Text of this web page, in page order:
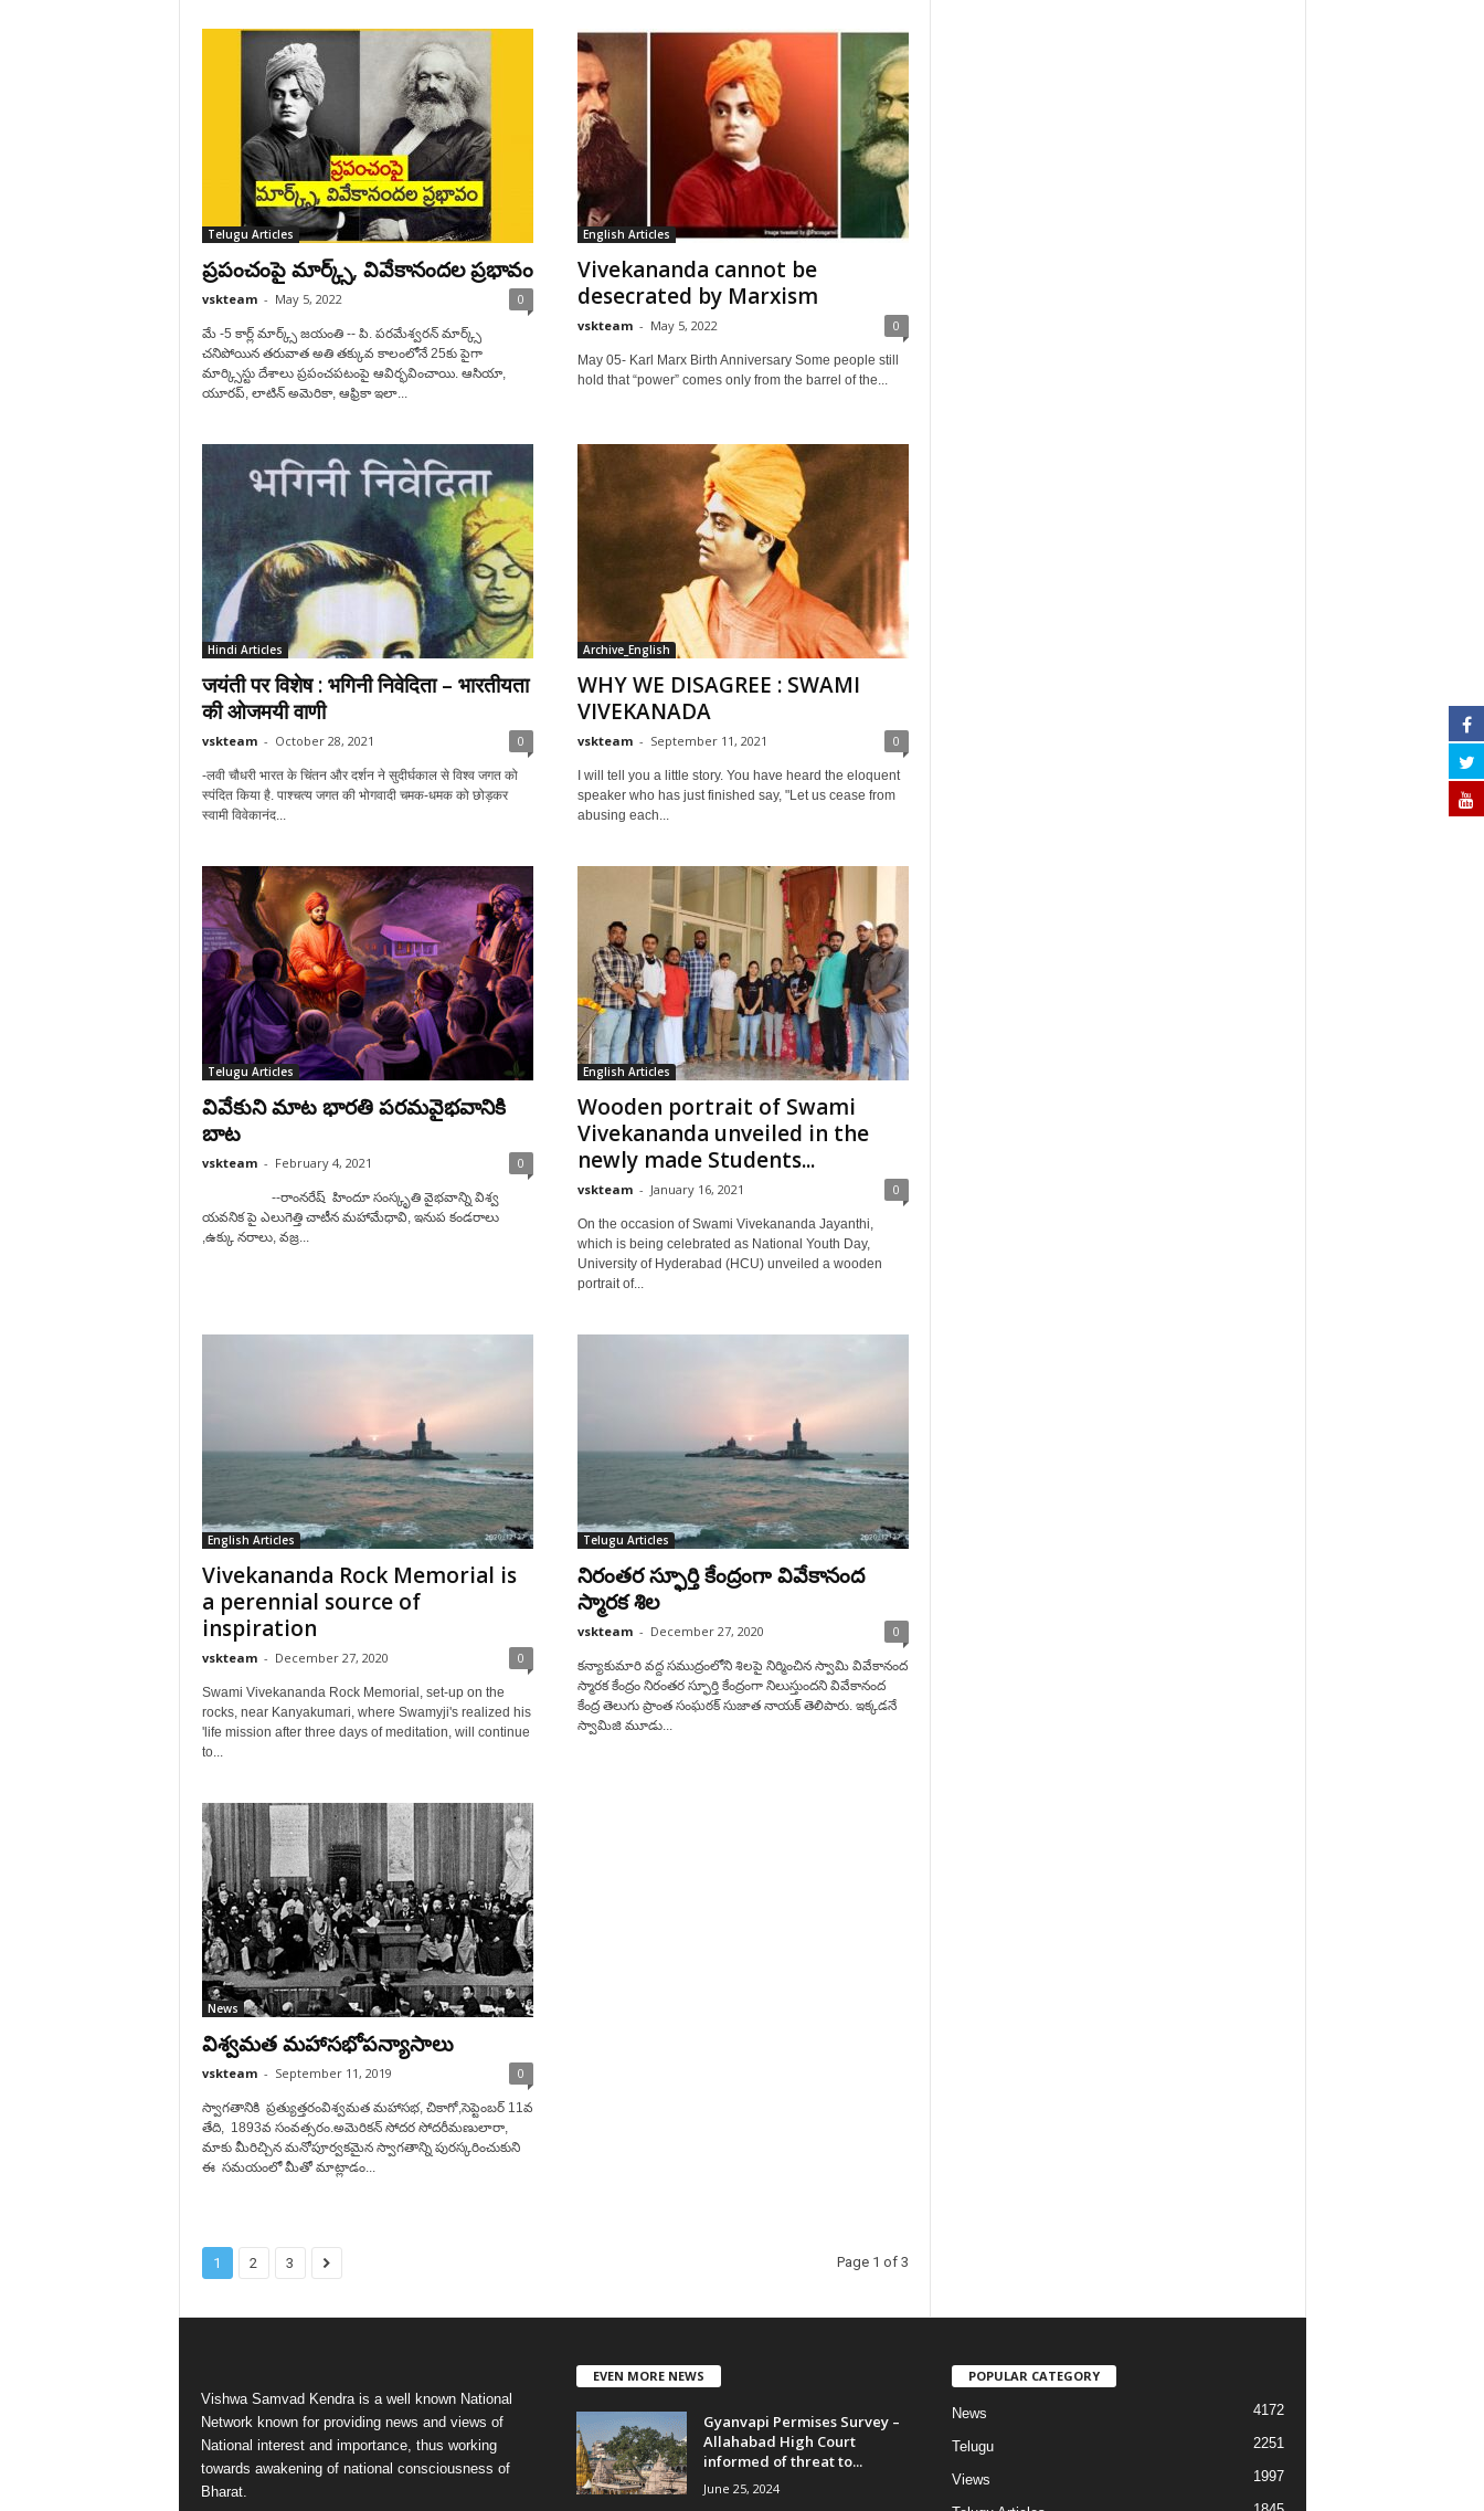
Telugu Articles
ప్రపంచంపై మార్క్స్, వివేకానందల ప్రభావం
vskteam - May 5, 2022 0
మే -5 కార్ల్ మార్క్స్ జ‌యంతి -- పి. పరమేశ్వరన్‌ ‌మార్క్స్
‌చనిపోయిన తరువాత అతి తక్కువ కాలంలోనే 25కు పైగా
మార్క్సిస్టు దేశాలు ప్రపంచపటంపై ఆవిర్భవించాయి. ఆసియా,
యూరప్‌, ‌లాటిన్‌ అమెరికా, ఆఫ్రికా ఇలా...
English Articles
Vivekananda cannot be
desecrated by Marxism
vskteam - May 5, 2022 0
May 05- Karl Marx Birth Anniversary Some people still
hold that “power” comes only from the barrel of the...
Hindi Articles
जयंती पर विशेष : भगिनी निवेदिता – भारतीयता
की ओजमयी वाणी
vskteam - October 28, 2021 0
-लवी चौधरी भारत के चिंतन और दर्शन ने सुदीर्घकाल से विश्व जगत को
स्पंदित किया है. पाश्चत्य जगत की भोगवादी चमक-धमक को छोड़कर
स्वामी विवेकानंद...
Archive_English
WHY WE DISAGREE : SWAMI
VIVEKANADA
vskteam - September 11, 2021 0
I will tell you a little story. You have heard the eloquent
speaker who has just finished say, "Let us cease from
abusing each...
Telugu Articles
వివేకుని మాట భారతి పరమవైభవానికి
బాట
vskteam - February 4, 2021 0
--రాంనరేష్ హిందూ సంస్కృతి వైభవాన్ని విశ్వ
యవనిక పై ఎలుగెత్తి చాటీన మహామేధావి, ఇనుప కండరాలు
,ఉక్కు నరాలు, వజ్ర...
English Articles
Wooden portrait of Swami
Vivekananda unveiled in the
newly made Students...
vskteam - January 16, 2021 0
On the occasion of Swami Vivekananda Jayanthi,
which is being celebrated as National Youth Day,
University of Hyderabad (HCU) unveiled a wooden
portrait of...
English Articles
Vivekananda Rock Memorial is
a perennial source of
inspiration
vskteam - December 27, 2020 0
Swami Vivekananda Rock Memorial, set-up on the
rocks, near Kanyakumari, where Swamyji's realized his
'life mission after three days of meditation, will continue
to...
Telugu Articles
నిరంతర స్ఫూర్తి కేంద్రంగా వివేకానంద
స్మారక శిల
vskteam - December 27, 2020 0
కన్యాకుమారి వద్ద సముద్రంలోని శిలపై నిర్మించిన స్వామి వివేకానంద
స్మారక కేంద్రం నిరంతర స్ఫూర్తి కేంద్రంగా నిలుస్తుందని వివేకానంద
కేంద్ర తెలుగు ప్రాంత సంఘఠక్ సుజాత నాయక్ తెలిపారు. ఇక్కడనే
స్వామిజి మూడు...
News
విశ్వమత మహాసభోపన్యాసాలు
vskteam - September 11, 2019 0
స్వాగతానికి ప్రత్యుత్తరంవిశ్వమత మహాసభ, చికాగో,సెప్టెంబర్ 11వ
తేది, 1893వ సంవత్సరం.అమెరికన్ సోదర సోదరీమణులారా,
మాకు మీరిచ్చిన మనోపూర్వకమైన స్వాగతాన్ని పురస్కరించుకుని
ఈ సమయంలో మీతో మాట్లాడం...
1 2 3 Page 1 of 3
Vishwa Samvad Kendra is a well known National
Network known for providing news and views of
National interest and importance, thus working
towards awakening of national consciousness of
Bharat.
EVEN MORE NEWS
Gyanvapi Permises Survey –
Allahabad High Court
informed of threat to...
June 25, 2024
POPULAR CATEGORY
News 4172
Telugu 2251
Views 1997